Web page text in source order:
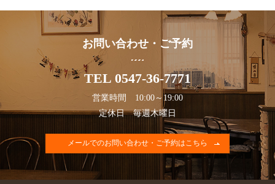
お問い合わせ・ご予約
TEL 0547-36-7771
営業時間 10:00～19:00
定休日 毎週木曜日
メールでのお問い合わせ・ご予約はこちら